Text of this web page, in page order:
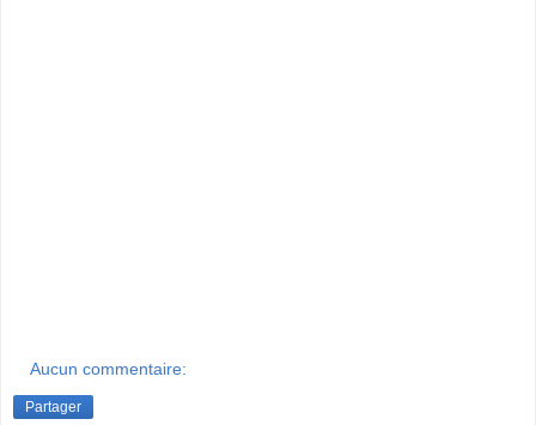
Aucun commentaire:
Partager